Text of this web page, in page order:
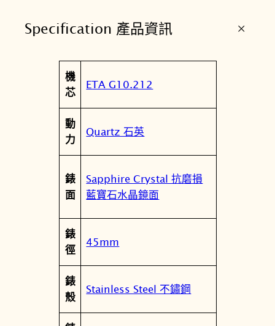
賽
藍
眼
計
錶
T
3
1
.
6
7
1
Specification 產品資訊 +
屬
性
值
機
芯
ETA G10.212
動
力
Quartz 石英
錶
面
Sapphire Crystal 抗磨損
藍寶石水晶鏡面
錶
徑
45mm
錶
殼
Stainless Steel 不鏽鋼